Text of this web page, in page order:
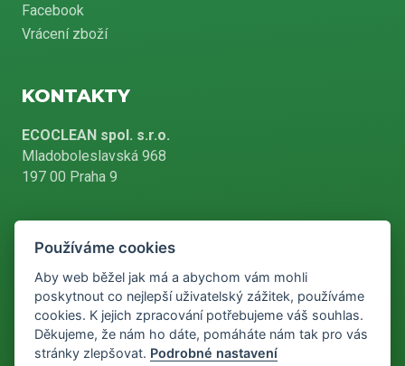
Facebook
Vrácení zboží
KONTAKTY
ECOCLEAN spol. s.r.o.
Mladoboleslavská 968
197 00 Praha 9
+420 226 804 900
info@ecoclean-praha.cz
Používáme cookies
Aby web běžel jak má a abychom vám mohli
poskytnout co nejlepší uživatelský zážitek, používáme
cookies. K jejich zpracování potřebujeme váš souhlas.
Děkujeme, že nám ho dáte, pomáháte nám tak pro vás
stránky zlepšovat. Podrobné nastavení